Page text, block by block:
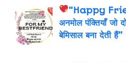
“Happy
अनमोल पंक्तियाँ जो
बेमिसाल बना देती हैं”